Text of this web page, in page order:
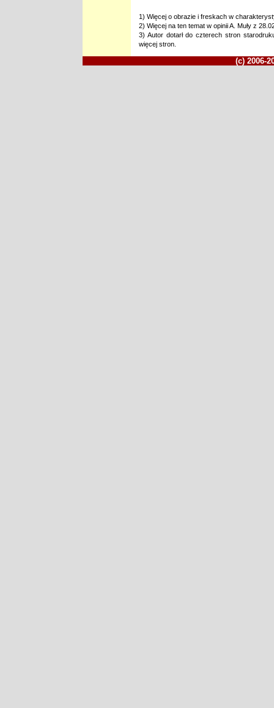
1) Więcej o obrazie i freskach w
2) Więcej na ten temat w opinii A. Muły z
3) Autor dotarł do czterech stron
więcej stron.
(c) 2006-